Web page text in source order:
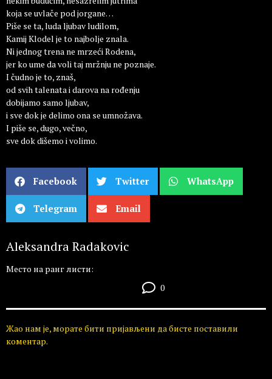
koja se uvlače pod jorgane…
Piše se ta, luda ljubav ludilom,
Kamij Klodel je to najbolje znala.
Ni jednog trena ne mrzeći Rodena,
jer ko ume da voli taj mržnju ne poznaje.
I čudno je to, znaš,
od svih talenata i darova na rođenju
dobijamo samo ljubav,
i sve dok je delimo ona se umnožava.
I piše se, dugo, večno,
sve dok dišemo i volimo.
Facebook Twitter WhatsApp
Telegram Email
Aleksandra Radakovic
Место на ранг листи:
0
Жао нам је, морате бити пријављени да бисте поставили
коментар.